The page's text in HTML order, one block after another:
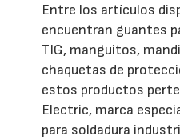
Entre los artículos
encuentran guantes
TIG, manguitos,
chaquetas de
estos productos
Electric, marca
para soldadura